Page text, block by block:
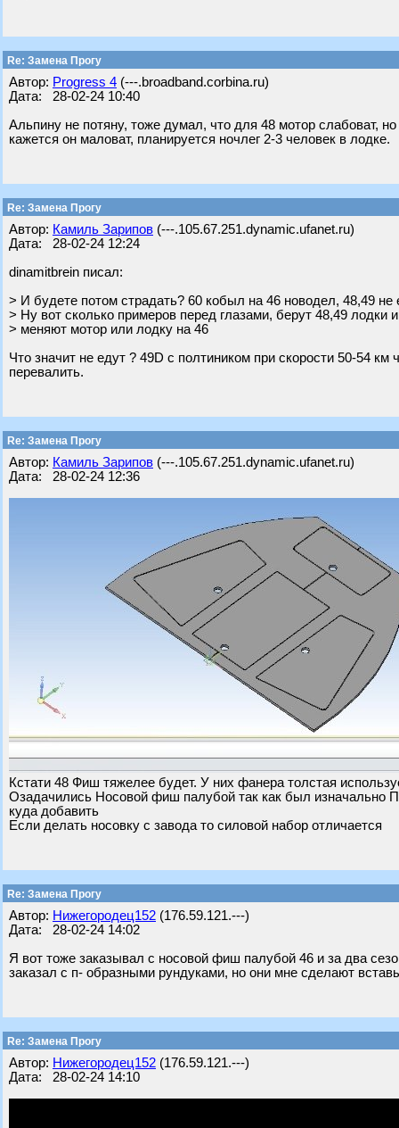
Re: Замена Прогу
Автор: Progress 4 (---.broadband.corbina.ru)
Дата: 28-02-24 10:40
Альпину не потяну, тоже думал, что для 48 мотор слабоват,
кажется он маловат, планируется ночлег 2-3 человек в лодке.
Re: Замена Прогу
Автор: Камиль Зарипов (---.105.67.251.dynamic.ufanet.ru)
Дата: 28-02-24 12:24
dinamitbrein писал:
> И будете потом страдать? 60 кобыл на 46 новодел, 48,49 не
> Ну вот сколько примеров перед глазами, берут 48,49 лодки
> меняют мотор или лодку на 46
Что значит не едут ? 49D с полтиником при скорости 50-54
перевалить.
Re: Замена Прогу
Автор: Камиль Зарипов (---.105.67.251.dynamic.ufanet.ru)
Дата: 28-02-24 12:36
Кстати 48 Фиш тяжелее будет. У них фанера толстая
Озадачились Носовой фиш палубой так как был изначально
куда добавить
Если делать носовку с завода то силовой набор отличается
Re: Замена Прогу
Автор: Нижегородец152 (176.59.121.---)
Дата: 28-02-24 14:02
Я вот тоже заказывал с носовой фиш палубой 46 и за два
заказал с п- образными рундуками, но они мне сделают
Re: Замена Прогу
Автор: Нижегородец152 (176.59.121.---)
Дата: 28-02-24 14:10